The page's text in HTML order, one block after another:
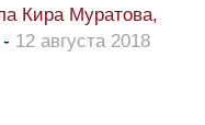
Кира Муратова,
- 12 августа 2018